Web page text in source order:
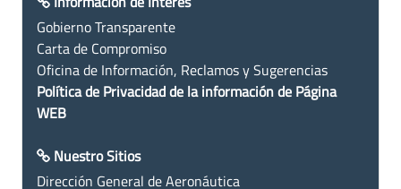
Gobierno Transparente
Carta de Compromiso
Oficina de Información, Reclamos y Sugerencias
Política de Privacidad de la información de Página
WEB
Nuestro Sitios
Dirección General de Aeronáutica